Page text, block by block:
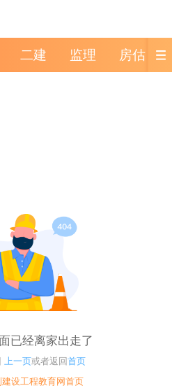
二建 监理 房估
已经离家出走了
上一页或者返回首页
设工程教育网首页